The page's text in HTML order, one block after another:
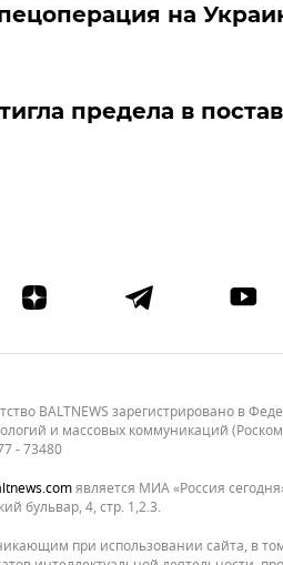
на
предела в
BALTNEWS зарегистрировано в
и массовых коммуникаций
- 73480
является МИА «Россия
бульвар, 4, стр. 1,2.3.
при использовании сайта, в